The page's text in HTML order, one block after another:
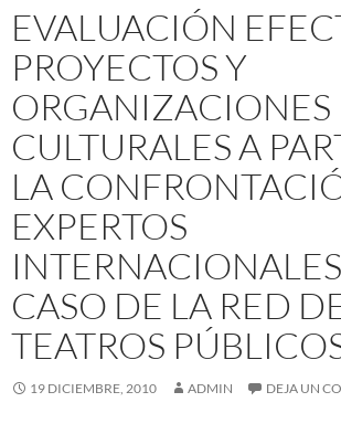
EVALUACIÓN
PROYECTOS Y
ORGANIZACIONES
CULTURALES A
LA
EXPERTOS
CASO DE LA RED
TEATROS
19 DICIEMBRE, 2010 ADMIN DEJA UN